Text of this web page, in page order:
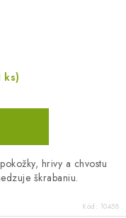
ks)
hrivy a chvostu
škrabaniu.
Kód: 10458